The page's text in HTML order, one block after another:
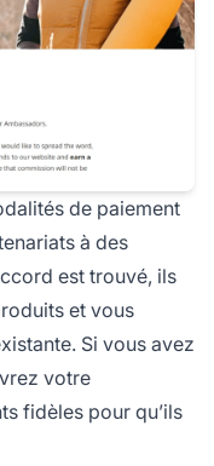
de paiement
à des
est trouvé, ils
et vous
Si vous avez
votre
fidèles pour qu’ils